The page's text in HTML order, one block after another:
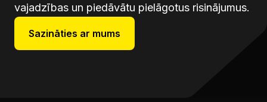
vajadzības un piedāvātu pielāgotus risinājumus.
Sazināties ar mums